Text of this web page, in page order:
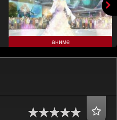
аниме